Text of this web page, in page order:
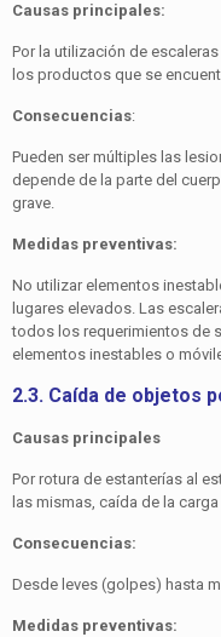
Causas principales:
Por la utilización de
los productos que se
Consecuencias:
Pueden ser múltiples las
depende de la parte del
grave.
Medidas preventivas:
No utilizar elementos
lugares elevados. Las
todos los requerimientos de
elementos inestables o
2.3. Caída de objetos
Causas principales
Por rotura de estanterías al
las mismas, caída de la
Consecuencias:
Desde leves (golpes) hasta
Medidas preventivas: